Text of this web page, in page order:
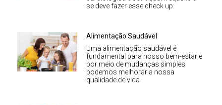
se deve fazer esse check up.
Alimentação Saudável
Uma alimentação saudável é
fundamental para nosso bem-estar e
por meio de mudanças simples
podemos melhorar a nossa
qualidade de vida